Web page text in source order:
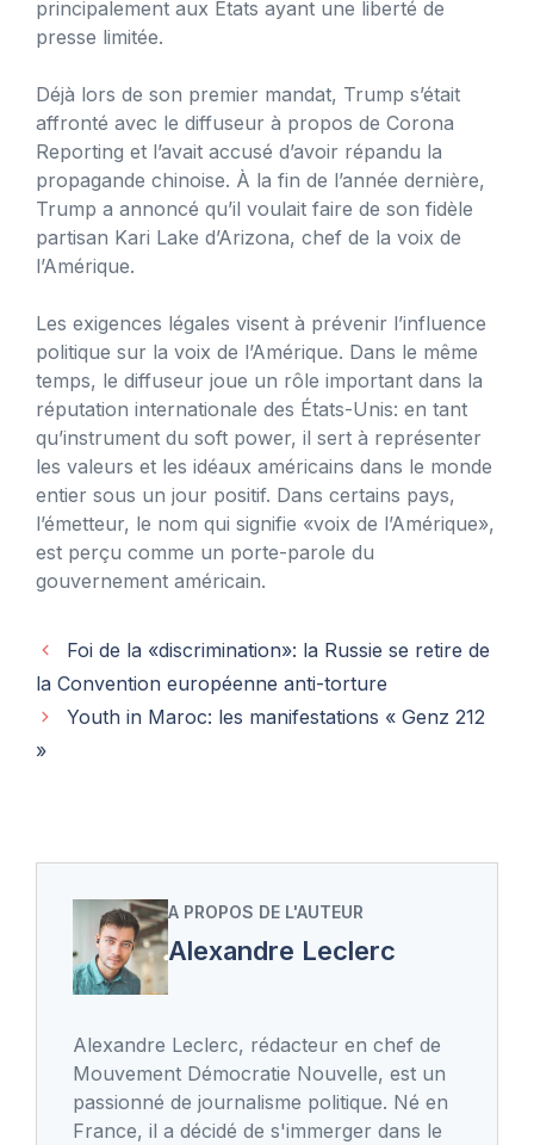
principalement aux États ayant une liberté de
presse limitée.
Déjà lors de son premier mandat, Trump s’était
affronté avec le diffuseur à propos de Corona
Reporting et l’avait accusé d’avoir répandu la
propagande chinoise. À la fin de l’année dernière,
Trump a annoncé qu’il voulait faire de son fidèle
partisan Kari Lake d’Arizona, chef de la voix de
l’Amérique.
Les exigences légales visent à prévenir l’influence
politique sur la voix de l’Amérique. Dans le même
temps, le diffuseur joue un rôle important dans la
réputation internationale des États-Unis: en tant
qu’instrument du soft power, il sert à représenter
les valeurs et les idéaux américains dans le monde
entier sous un jour positif. Dans certains pays,
l’émetteur, le nom qui signifie «voix de l’Amérique»,
est perçu comme un porte-parole du
gouvernement américain.
Foi de la «discrimination»: la Russie se retire de
la Convention européenne anti-torture
Youth in Maroc: les manifestations « Genz 212
»
A PROPOS DE L'AUTEUR
Alexandre Leclerc
Alexandre Leclerc, rédacteur en chef de
Mouvement Démocratie Nouvelle, est un
passionné de journalisme politique. Né en
France, il a décidé de s'immerger dans le